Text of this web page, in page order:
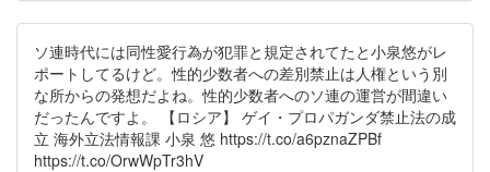
ソ連時代には同性愛行為が犯罪と規定されてたと小泉悠がレ
ポートしてるけど。性的少数者への差別禁止は人権という別
な所からの発想だよね。性的少数者へのソ連の運営が間違い
だったんですよ。 【ロシア】 ゲイ・プロパガンダ禁止法の成
立 海外立法情報課 小泉 悠 https://t.co/a6pznaZPBf
https://t.co/OrwWpTr3hV